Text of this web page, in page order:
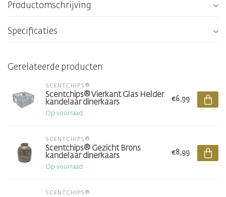
Productomschrijving
Specificaties
Gerelateerde producten
SCENTCHIPS®
Scentchips® Vierkant Glas Helder
kandelaar dinerkaars
Op voorraad
€6,99
SCENTCHIPS®
Scentchips® Gezicht Brons
kandelaar dinerkaars
Op voorraad
€8,99
SCENTCHIPS®